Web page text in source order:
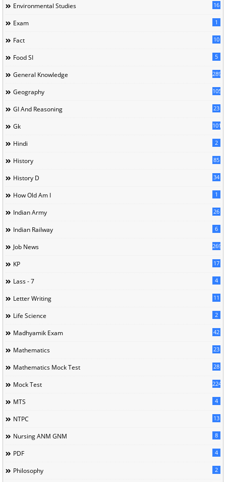
Environmental Studies 16
Exam 1
Fact 10
Food SI 5
General Knowledge 289
Geography 105
GI And Reasoning 23
Gk 101
Hindi 2
History 85
History D 34
How Old Am I 1
Indian Army 26
Indian Railway 6
Job News 269
KP 17
Lass - 7 4
Letter Writing 11
Life Science 2
Madhyamik Exam 42
Mathematics 23
Mathematics Mock Test 28
Mock Test 224
MTS 4
NTPC 13
Nursing ANM GNM 8
PDF 4
Philosophy 2